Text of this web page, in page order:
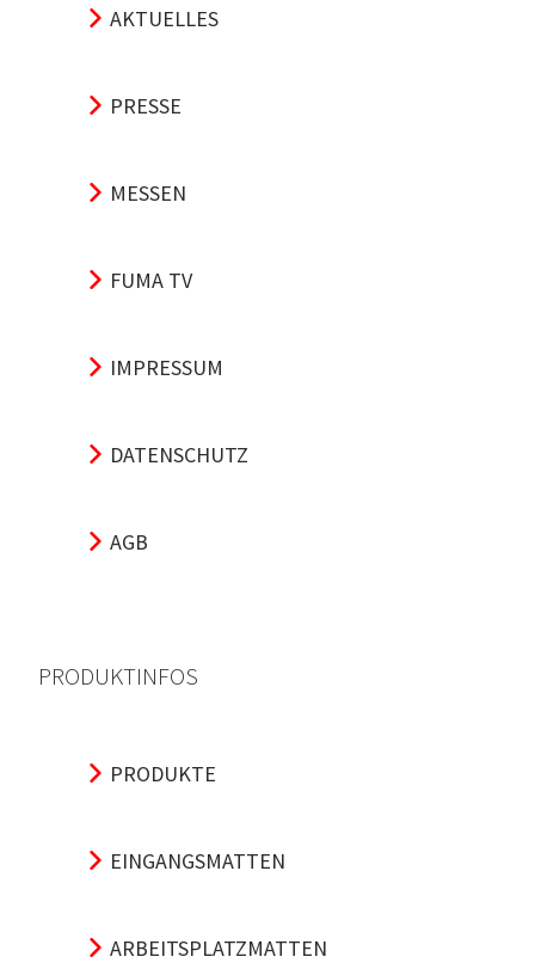
AKTUELLES
PRESSE
MESSEN
FUMA TV
IMPRESSUM
DATENSCHUTZ
AGB
PRODUKTINFOS
PRODUKTE
EINGANGSMATTEN
ARBEITSPLATZMATTEN